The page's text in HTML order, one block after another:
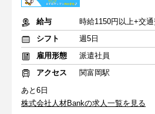
給与
時給1150円以上+交
シフト
週5日
雇用形態
派遣社員
アクセス
関富岡駅
あと6日
株式会社人材Bankの求人一覧を見る